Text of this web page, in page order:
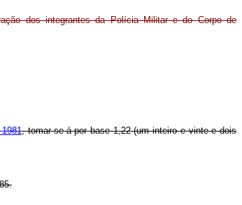
dos integrantes da Polícia Militar e do Corpo de
, tomar-se-á por base 1,22 (um inteiro e vinte e dois